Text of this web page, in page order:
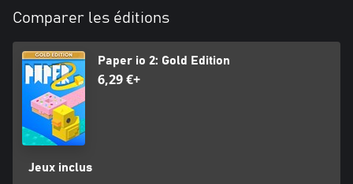
Comparer les éditions
Paper io 2: Gold Edition
6,29 €+
Jeux inclus